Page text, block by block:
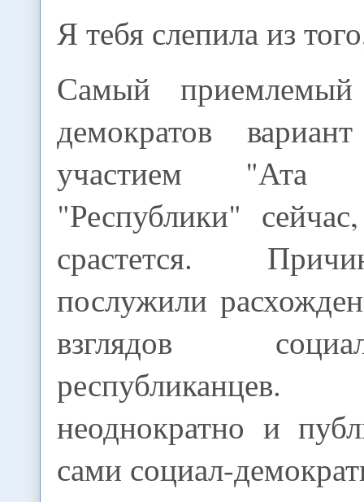
Я тебя слепила из
Самый
демократов
участием
"Республики"
срастется.
послужили
взглядов
неоднократно и
сами социал-